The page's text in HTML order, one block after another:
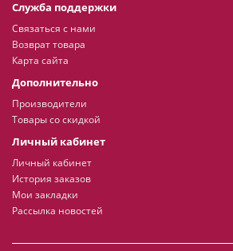
Служба поддержки
Связаться с нами
Возврат товара
Карта сайта
Дополнительно
Производители
Товары со скидкой
Личный кабинет
Личный кабинет
История заказов
Мои закладки
Рассылка новостей